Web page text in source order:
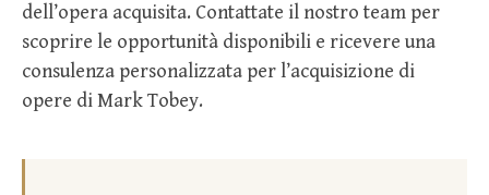
dell’opera acquisita. Contattate il nostro team per
scoprire le opportunità disponibili e ricevere una
consulenza personalizzata per l’acquisizione di
opere di Mark Tobey.